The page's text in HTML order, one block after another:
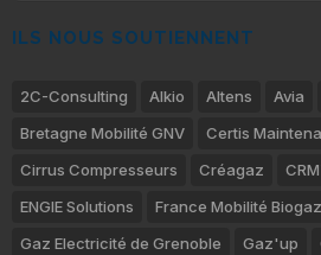
ILS NOUS SOUTIENNENT
2C-Consulting Alkio Altens Avia
Bretagne Mobilité GNV
Certis
Cirrus Compresseurs
Créagaz
ENGIE Solutions
France Mobilité Biogaz
Gaz Electricité de Grenoble
Gaz'up